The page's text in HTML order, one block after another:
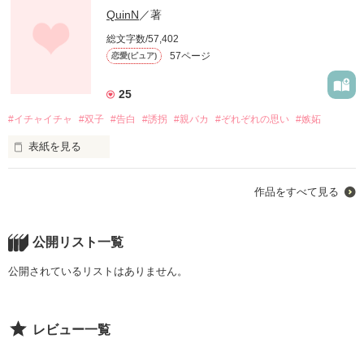
同じ作品が２つあると思いますがどちらとも私が書いた小説で
す。
ログインができなくなってしまったので今までの小説を新しい
アカウントで一から書いております。
今まで応援してくださった、ファンの皆さん、楽しみに待って
分で書いたので嘘だと言う方は色々聞いてくださって構いませ
QuinN ／著
総文字数/57,402
恋愛(ピュア) 57ページ
25
#イチャイチャ #双子 #告白 #誘拐 #親バカ #ぞれぞれの思い #嫉妬
表紙を見る
作品をすべて見る
公開リスト一覧
公開されているリストはありません。
レビュー一覧